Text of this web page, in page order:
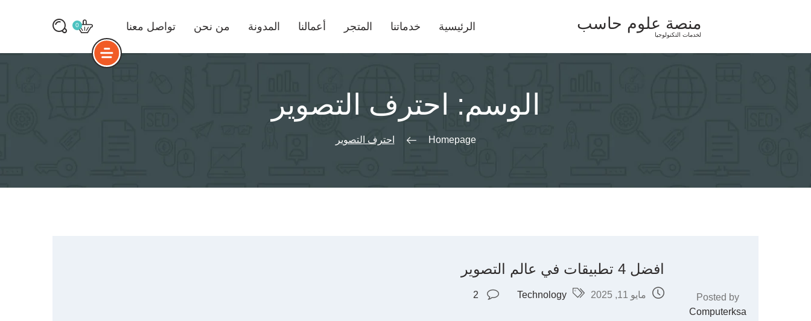
منصة علوم حاسب
لخدمات التكنولوجيا
الرئيسية خدماتنا المتجر أعمالنا المدونة من نحن تواصل معنا 0
الوسم: احترف التصوير
Homepage احترف التصوير
Posted by
Computerksa
افضل 4 تطبيقات في عالم التصوير
مايو 11, 2025 Technology